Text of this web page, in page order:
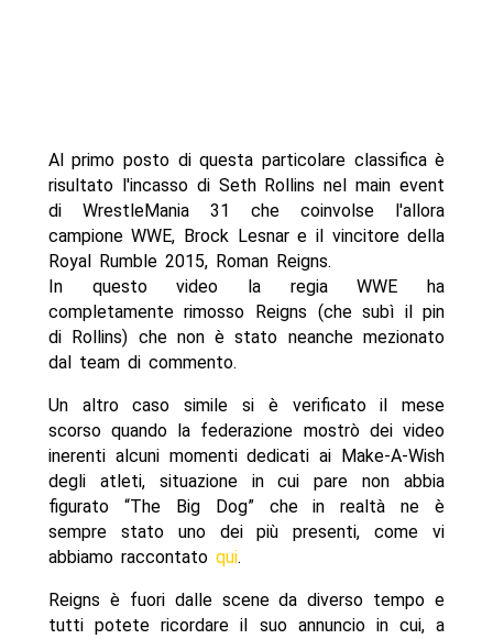
Al primo posto di questa particolare classifica è
risultato l'incasso di Seth Rollins nel main event
di WrestleMania 31 che coinvolse l'allora
campione WWE, Brock Lesnar e il vincitore della
Royal Rumble 2015, Roman Reigns.
In questo video la regia WWE ha
completamente rimosso Reigns (che subì il pin
di Rollins) che non è stato neanche mezionato
dal team di commento.
Un altro caso simile si è verificato il mese
scorso quando la federazione mostrò dei video
inerenti alcuni momenti dedicati ai Make-A-Wish
degli atleti, situazione in cui pare non abbia
figurato “The Big Dog” che in realtà ne è
sempre stato uno dei più presenti, come vi
abbiamo raccontato qui.
Reigns è fuori dalle scene da diverso tempo e
tutti potete ricordare il suo annuncio in cui, a